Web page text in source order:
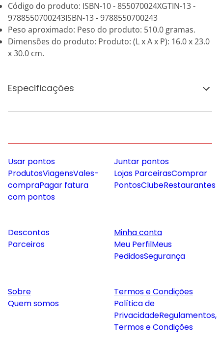
Código do produto: ISBN-10 - 855070024XGTIN-13 -
9788550700243ISBN-13 - 9788550700243
Peso aproximado: Peso do produto: 510.0 gramas.
Dimensões do produto: Produto: (L x A x P): 16.0 x 23.0
x 30.0 cm.
Especificações
Usar pontos
ProdutosViagensVales-
compraPagar fatura
com pontos
Juntar pontos
Lojas ParceirasComprar
PontosClubeRestaurantes
Descontos
Parceiros
Minha conta
Meu PerfilMeus
PedidosSegurança
Sobre
Quem somos
Termos e Condições
Política de
PrivacidadeRegulamentos,
Termos e Condições